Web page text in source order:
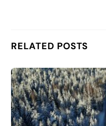
RELATED POSTS